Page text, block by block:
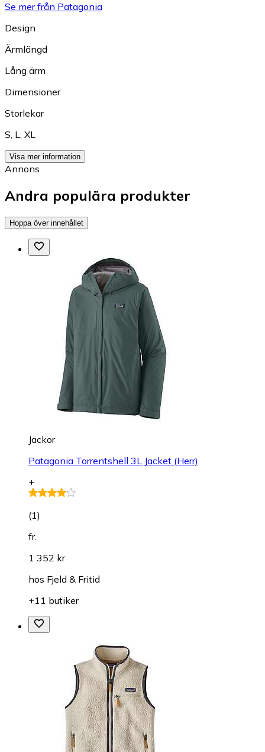
Se mer från Patagonia
Design
Ärmlängd
Lång ärm
Dimensioner
Storlekar
S, L, XL
Visa mer information
Annons
Andra populära produkter
Hoppa över innehållet
Jackor
Patagonia Torrentshell 3L Jacket (Herr)
+
(1)
fr.
1 352 kr
hos Fjeld & Fritid
+11 butiker